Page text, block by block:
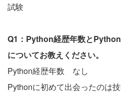
試験
Q1：Python経歴年数と
についてお教えください。
Python経歴年数 なし
Pythonに初めて出会ったのは技